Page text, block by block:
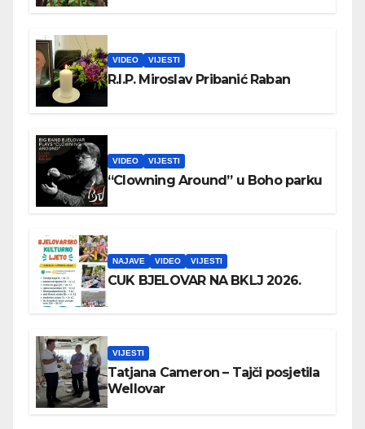
VIDEO VIJESTI
R.I.P. Miroslav Pribanić Raban
VIDEO VIJESTI
“Clowning Around” u Boho parku
NAJAVE VIDEO VIJESTI
CUK BJELOVAR NA BKLJ 2026.
VIJESTI
Tatjana Cameron – Tajči posjetila
Wellovar